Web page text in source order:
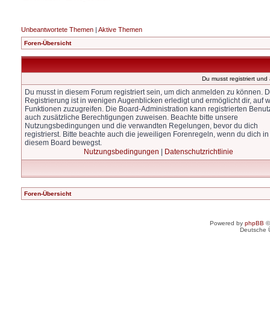
Unbeantwortete Themen | Aktive Themen
Foren-Übersicht
Du musst registriert
Du musst in diesem Forum registriert sein, um dich anmelden zu können.
Registrierung ist in wenigen Augenblicken erledigt und ermöglicht dir, auf
Funktionen zuzugreifen. Die Board-Administration kann registrierten
auch zusätzliche Berechtigungen zuweisen. Beachte bitte unsere
Nutzungsbedingungen und die verwandten Regelungen, bevor du dich
registrierst. Bitte beachte auch die jeweiligen Forenregeln, wenn du dich in
diesem Board bewegst.
Nutzungsbedingungen
Datenschutzrichtlinie
Foren-Übersicht
Powered by phpBB
Deutsche